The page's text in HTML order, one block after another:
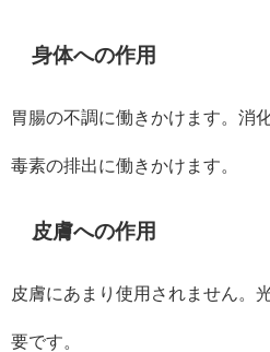
身体への作用
胃腸の不調に働きかけます。消
毒素の排出に働きかけます。
皮膚への作用
皮膚にあまり使用されません。
要です。